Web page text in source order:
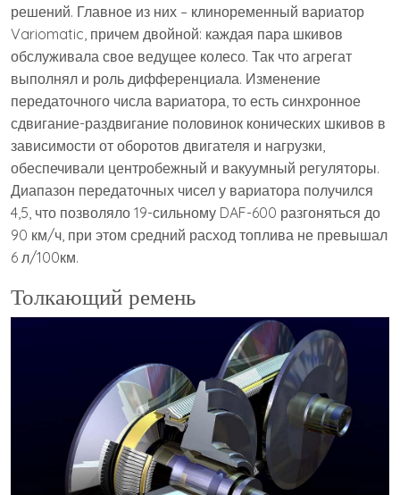
решений. Главное из них – клиноременный вариатор
Variomatic, причем двойной: каждая пара шкивов
обслуживала свое ведущее колесо. Так что агрегат
выполнял и роль дифференциала. Изменение
передаточного числа вариатора, то есть синхронное
сдвигание-раздвигание половинок конических шкивов в
зависимости от оборотов двигателя и нагрузки,
обеспечивали центробежный и вакуумный регуляторы.
Диапазон передаточных чисел у вариатора получился
4,5, что позволяло 19-сильному DAF-600 разгоняться до
90 км/ч, при этом средний расход топлива не превышал
6 л/100км.
Толкающий ремень